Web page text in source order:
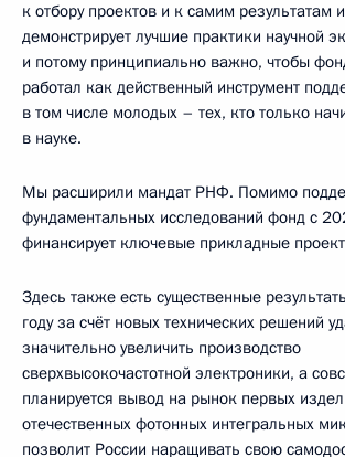
к отбору проектов и к самим результатам
демонстрирует лучшие практики научной
и потому принципиально важно, чтобы
работал как действенный инструмент
в том числе молодых – тех, кто только
в науке.
Мы расширили мандат РНФ. Помимо
фундаментальных исследований фонд с
финансирует ключевые прикладные
Здесь также есть существенные
году за счёт новых технических решений
значительно увеличить производство
сверхвысокочастотной электроники, а
планируется вывод на рынок первых
отечественных фотонных интегральных
позволит России наращивать свою